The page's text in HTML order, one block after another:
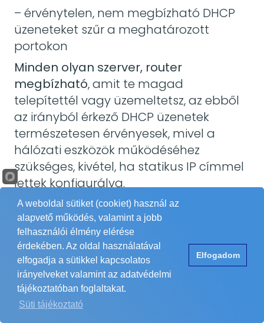
– érvénytelen, nem megbízható DHCP
üzeneteket szűr a meghatározott
portokon
Minden olyan szerver, router
megbízható, amit te magad
telepítettél vagy üzemeltetsz, az ebből
az irányból érkező DHCP üzenetek
természetesen érvényesek, mivel a
hálózati eszközök működéséhez
szükséges, kivétel, ha statikus IP címmel
lettek konfigurálva.
Nem érvényes, nem megbízható
minden olyan eszköztől érkező DHCP
üzenet, ami a rendszer eddigi működése
során nem volt szükséges.
Ilyen például egy hálózati támadás,
ahol szándékosan eltérítik a forgalmat
és egy másik kiszolgálóra irányítják.
A weboldal sütiket (cookiet) használ az
alapvető működés, valamint a jobb
felhasználói élmény elérése
érdekében. Az oldal használatával
elfogadja a sütikkel kapcsolatos
irányelveket valamint az adatvédelmi
tájékoztatóban foglaltakat.
Süti tájékoztató
Elfogadom